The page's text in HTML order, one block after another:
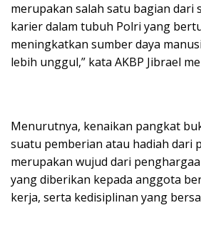
merupakan salah satu bagian dari
karier dalam tubuh Polri yang
meningkatkan sumber daya
lebih unggul,” kata AKBP Jibrael
Menurutnya, kenaikan pangkat
suatu pemberian atau hadiah dari
merupakan wujud dari
yang diberikan kepada anggota
kerja, serta kedisiplinan yang